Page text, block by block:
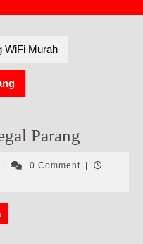
WiFi Murah
Parang
Indihome0 Comment